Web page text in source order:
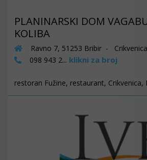
PLANINARSKI DOM
KOLIBA
Ravno 7, 51253 Bribir - Crikvenica
098 943 2... klikni za broj
restoran Fužine, restaurant, Crikvenica,